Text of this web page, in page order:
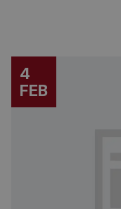
4
FEB